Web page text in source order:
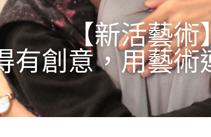
【新活藝術
有創意，用藝術